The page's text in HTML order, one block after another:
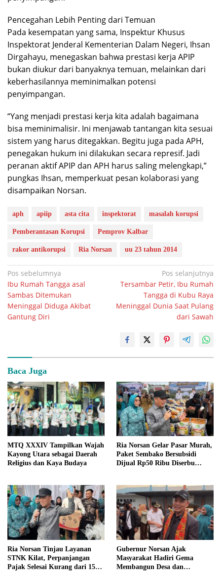
Pencegahan Lebih Penting dari Temuan
Pada kesempatan yang sama, Inspektur Khusus
Inspektorat Jenderal Kementerian Dalam Negeri, Ihsan
Dirgahayu, menegaskan bahwa prestasi kerja APIP
bukan diukur dari banyaknya temuan, melainkan dari
keberhasilannya meminimalkan potensi
penyimpangan.
“Yang menjadi prestasi kerja kita adalah bagaimana
bisa meminimalisir. Ini menjawab tantangan kita sesuai
sistem yang harus ditegakkan. Begitu juga pada APH,
penegakan hukum ini dilakukan secara represif. Jadi
peranan aktif APIP dan APH harus saling melengkapi,”
pungkas Ihsan, memperkuat pesan kolaborasi yang
disampaikan Norsan.
aph apiip asta cita inspektorat masalah korupsi
Pemberantasan Korupsi Pemprov Kalbar
rakor antikorupsi Ria Norsan uu 23 tahun 2014
Navigasi
pos
Pos sebelumnya
Ibu Rumah Tangga asal
Sambas Ditemukan
Meninggal Diduga Akibat
Gantung Diri
Pos selanjutnya
Tersambar Petir, Ibu Rumah
Tangga di Kubu Raya
Meninggal Dunia Saat Pulang
dari Sawah
Baca Juga
MTQ XXXIV Tampilkan Wajah
Kayong Utara sebagai Daerah
Religius dan Kaya Budaya
Ria Norsan Gelar Pasar Murah,
Paket Sembako Bersubsidi
Dijual Rp50 Ribu Diserbu
Ria Norsan Tinjau Layanan
STNK Kilat, Perpanjangan
Pajak Selesai Kurang dari 15
Gubernur Norsan Ajak
Masyarakat Hadiri Gema
Membangun Desa dan